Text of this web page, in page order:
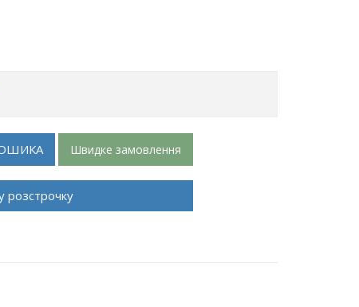
Швидке замовлення
розстрочку